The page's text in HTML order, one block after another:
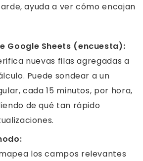
ayuda a ver cómo encajan
Google Sheets (encuesta):
nuevas filas agregadas a
Puede sondear a un
cada 15 minutos, por hora,
de qué tan rápido
los campos relevantes